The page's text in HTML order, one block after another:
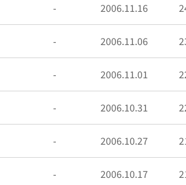
- 2006.11.16
- 2006.11.06
- 2006.11.01
- 2006.10.31
- 2006.10.27
- 2006.10.17